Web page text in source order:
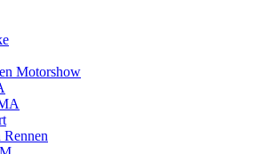
Motorshow
Rennen